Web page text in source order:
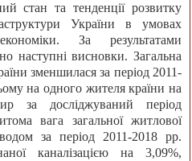
стан та тенденції розвитку
України в умовах
За результатами
наступні висновки. Загальна
зменшилася за період 2011-
на одного жителя країни на
за досліджуваний період
вага загальної житлової
за період 2011-2018 рр.
каналізацією на 3,09%,